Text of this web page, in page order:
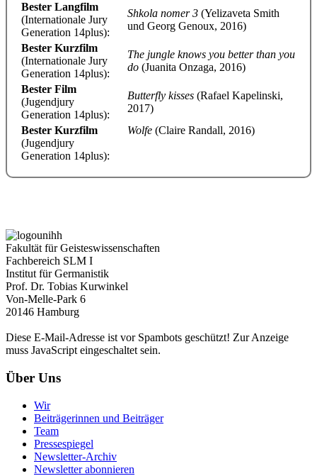
Bester Langfilm
(Internationale Jury
Generation 14plus):
Shkola nomer 3 (Yelizaveta Smith
und Georg Genoux, 2016)
Bester Kurzfilm
(Internationale Jury
Generation 14plus):
The jungle knows you better than you
do (Juanita Onzaga, 2016)
Bester Film
(Jugendjury
Generation 14plus):
Butterfly kisses (Rafael Kapelinski,
2017)
Bester Kurzfilm
(Jugendjury
Generation 14plus):
Wolfe (Claire Randall, 2016)
Fakultät für Geisteswissenschaften
Fachbereich SLM I
Institut für Germanistik
Prof. Dr. Tobias Kurwinkel
Von-Melle-Park 6
20146 Hamburg
Diese E-Mail-Adresse ist vor Spambots geschützt! Zur Anzeige
muss JavaScript eingeschaltet sein.
Über Uns
Wir
Beiträgerinnen und Beiträger
Team
Pressespiegel
Newsletter-Archiv
Newsletter abonnieren